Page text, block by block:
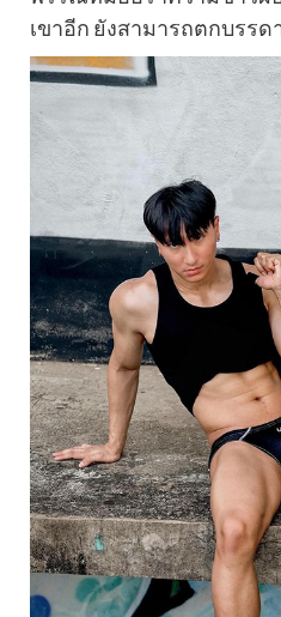
เขาอีก ยังสามารถตกบรรด